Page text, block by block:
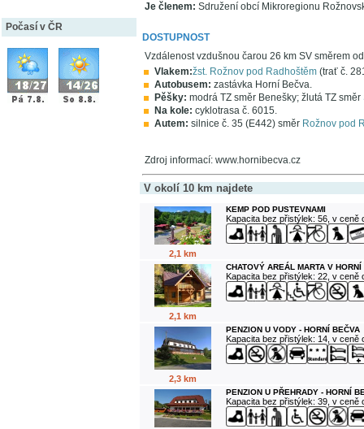
Počasí v ČR
Je členem: Sdružení obcí Mikroregionu
DOSTUPNOST
Vzdálenost vzdušnou čarou 26 km SV směrem
Vlakem:žst. Rožnov pod Radhoštěm (trať č.
Autobusem: zastávka Horní Bečva.
Pěšky: modrá TZ směr Benešky; žlutá TZ směr
Na kole: cyklotrasa č. 6015.
Autem: silnice č. 35 (E442) směr Rožnov pod
Zdroj informací: www.hornibecva.cz
V okolí 10 km najdete
2,1 km
KEMP POD PUSTEVNAMI
Kapacita bez přistýlek: 56, v ceně
2,1 km
CHATOVÝ AREÁL MARTA V
Kapacita bez přistýlek: 22, v ceně
2,3 km
PENZION U VODY - HORNÍ BEČVA
Kapacita bez přistýlek: 14, v ceně
PENZION U PŘEHRADY - HORNÍ
Kapacita bez přistýlek: 39, v ceně